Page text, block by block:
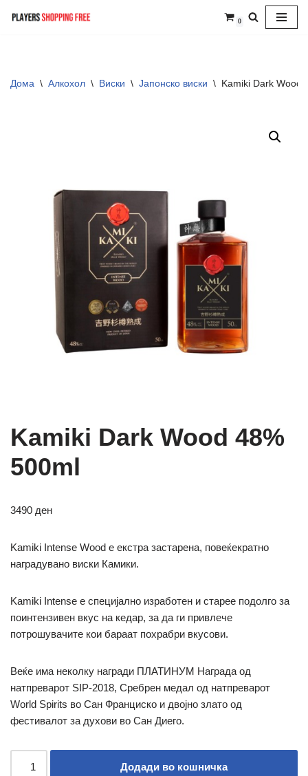
0
Дома \ Алкохол \ Виски \ Јапонско виски \ Kamiki Dark Wood
Kamiki Dark Wood 48%
500ml
3490 ден
Kamiki Intense Wood е екстра застарена, повеќекратно
наградувано виски Камики.
Kamiki Intense е специјално изработен и старее подолго за
поинтензивен вкус на кедар, за да ги привлече
потрошувачите кои бараат похрабри вкусови.
Веќе има неколку награди ПЛАТИНУМ Награда од
натпреварот SIP-2018, Сребрен медал од натпреварот
World Spirits во Сан Франциско и двојно злато од
фестивалот за духови во Сан Диего.
Додади во кошничка